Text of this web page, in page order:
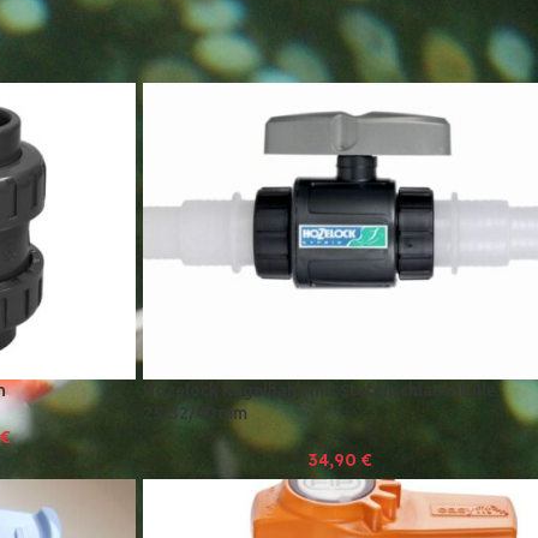
9
€
Hozelock Kugelhahn mit Stufenschlauchtülle
25/32/40 mm
34,90 €